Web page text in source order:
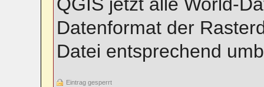
QGIS jetzt alle World-
Datenformat der
Datei entsprechend
Eintrag gesperrt